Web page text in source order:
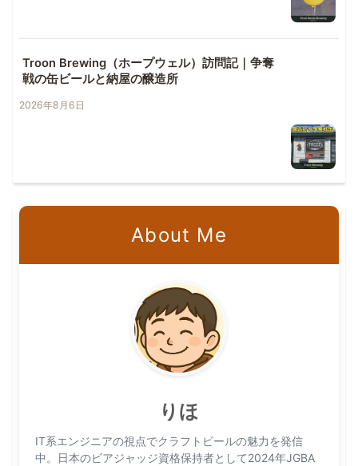
Troon Brewing（ホープウェル）訪問記｜争奪
戦の缶ビールと納屋の醸造所
2026年8月6日
About Me
りほ
IT系エンジニアの視点でクラフトビールの魅力を発信
中。日本のビアジャッジ資格保持者として2024年JGBA